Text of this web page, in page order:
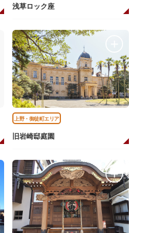
浅草ロック座
上野・御徒町エリア
旧岩崎邸庭園